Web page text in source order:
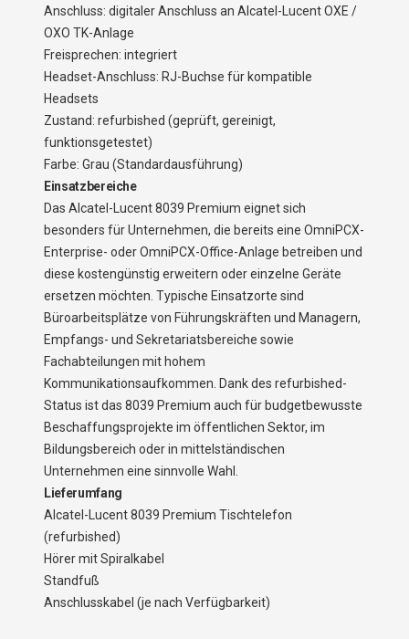
Anschluss: digitaler Anschluss an Alcatel-Lucent OXE /
OXO TK-Anlage
Freisprechen: integriert
Headset-Anschluss: RJ-Buchse für kompatible
Headsets
Zustand: refurbished (geprüft, gereinigt,
funktionsgetestet)
Farbe: Grau (Standardausführung)
Einsatzbereiche
Das Alcatel-Lucent 8039 Premium eignet sich
besonders für Unternehmen, die bereits eine OmniPCX-
Enterprise- oder OmniPCX-Office-Anlage betreiben und
diese kostengünstig erweitern oder einzelne Geräte
ersetzen möchten. Typische Einsatzorte sind
Büroarbeitsplätze von Führungskräften und Managern,
Empfangs- und Sekretariatsbereiche sowie
Fachabteilungen mit hohem
Kommunikationsaufkommen. Dank des refurbished-
Status ist das 8039 Premium auch für budgetbewusste
Beschaffungsprojekte im öffentlichen Sektor, im
Bildungsbereich oder in mittelständischen
Unternehmen eine sinnvolle Wahl.
Lieferumfang
Alcatel-Lucent 8039 Premium Tischtelefon
(refurbished)
Hörer mit Spiralkabel
Standfuß
Anschlusskabel (je nach Verfügbarkeit)